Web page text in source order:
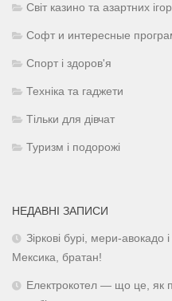
Світ казино та азартних ігор
Софт и интересные
Спорт і здоров'я
Техніка та гаджети
Тільки для дівчат
Туризм і подорожі
НЕДАВНІ ЗАПИСИ
Зіркові бурі, мери-авокадо
Мексика, братан!
Електрокотел — що це, як